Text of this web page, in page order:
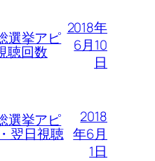
選挙アピ
聴回数
2018年
6月10
日
選挙アピ
翌日視聴
2018
年6月
1日